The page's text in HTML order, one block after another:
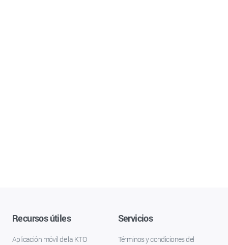
Recursos útiles
Aplicación móvil de la KTO
Servicios
Términos y condiciones del